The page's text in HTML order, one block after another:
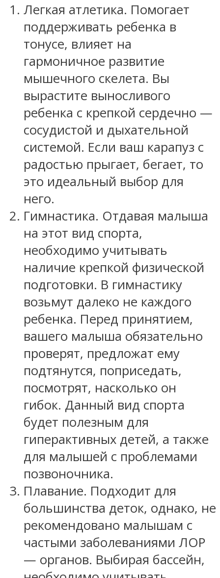
Легкая атлетика. Помогает
поддерживать ребенка в
тонусе, влияет на
гармоничное развитие
мышечного скелета. Вы
вырастите выносливого
ребенка с крепкой сердечно —
сосудистой и дыхательной
системой. Если ваш карапуз с
радостью прыгает, бегает, то
это идеальный выбор для
него.
Гимнастика. Отдавая малыша
на этот вид спорта,
необходимо учитывать
наличие крепкой физической
подготовки. В гимнастику
возьмут далеко не каждого
ребенка. Перед принятием,
вашего малыша обязательно
проверят, предложат ему
подтянутся, поприседать,
посмотрят, насколько он
гибок. Данный вид спорта
будет полезным для
гиперактивных детей, а также
для малышей с проблемами
позвоночника.
Плавание. Подходит для
большинства деток, однако, не
рекомендовано малышам с
частыми заболеваниями ЛОР
— органов. Выбирая бассейн,